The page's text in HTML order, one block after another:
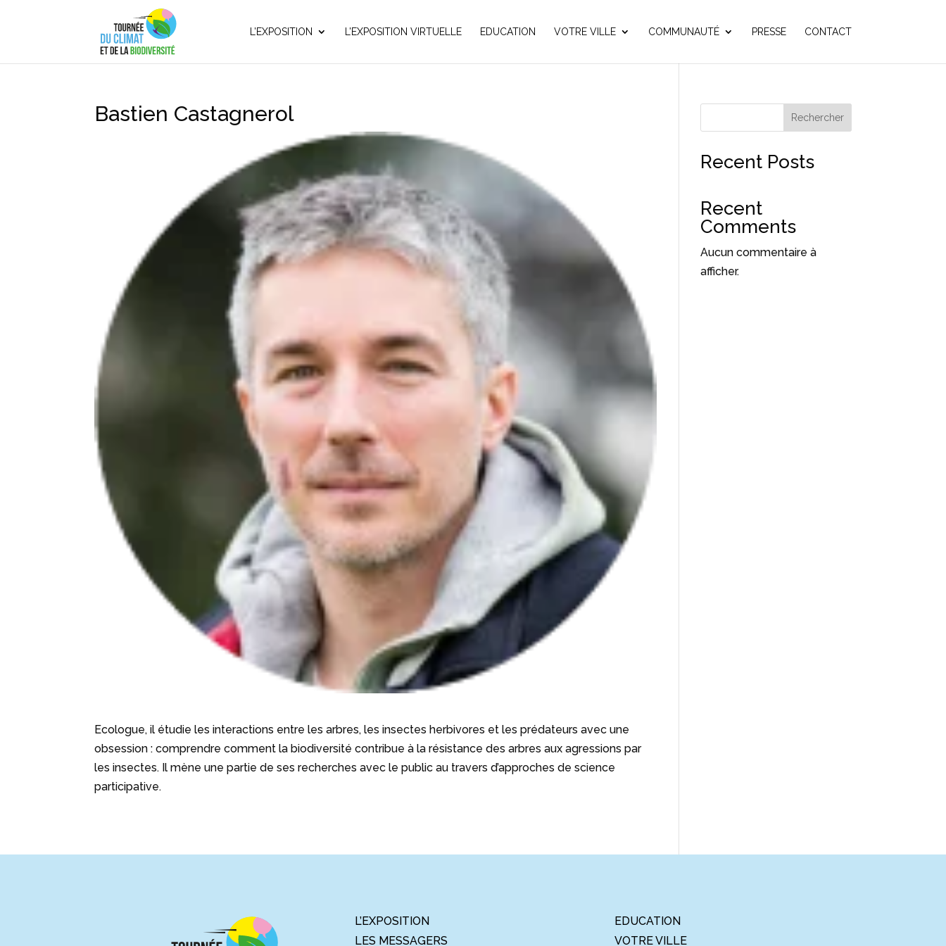
L’EXPOSITION L’EXPOSITION VIRTUELLE EDUCATION VOTRE VILLE COMMUNAUTÉ PRESSE CONTACT
Bastien Castagnerol
Ecologue, il étudie les interactions entre les arbres, les insectes herbivores et les prédateurs avec une
obsession : comprendre comment la biodiversité contribue à la résistance des arbres aux agressions par
les insectes. Il mène une partie de ses recherches avec le public au travers d’approches de science
participative.
Rechercher
Recent Posts
Recent
Comments
Aucun commentaire à
afficher.
L’EXPOSITION
LES MESSAGERS
EDUCATION
VOTRE VILLE